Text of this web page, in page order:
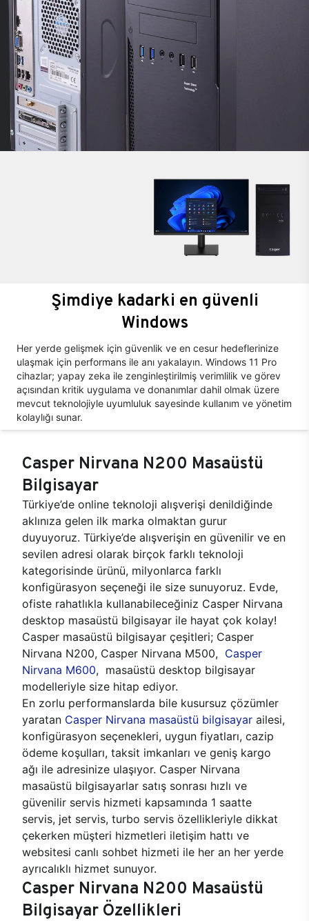
Şimdiye kadarki en güvenli
Windows
Her yerde gelişmek için güvenlik ve en cesur hedeflerinize
ulaşmak için performans ile anı yakalayın. Windows 11 Pro
cihazlar; yapay zeka ile zenginleştirilmiş verimlilik ve görev
açısından kritik uygulama ve donanımlar dahil olmak üzere
mevcut teknolojiyle uyumluluk sayesinde kullanım ve yönetim
kolaylığı sunar.
Casper Nirvana N200 Masaüstü
Bilgisayar
Türkiye’de online teknoloji alışverişi denildiğinde
aklınıza gelen ilk marka olmaktan gurur
duyuyoruz. Türkiye’de alışverişin en güvenilir ve en
sevilen adresi olarak birçok farklı teknoloji
kategorisinde ürünü, milyonlarca farklı
konfigürasyon seçeneği ile size sunuyoruz. Evde,
ofiste rahatlıkla kullanabileceğiniz Casper Nirvana
desktop masaüstü bilgisayar ile hayat çok kolay!
Casper masaüstü bilgisayar çeşitleri; Casper
Nirvana N200, Casper Nirvana M500, Casper
Nirvana M600, masaüstü desktop bilgisayar
modelleriyle size hitap ediyor.
En zorlu performanslarda bile kusursuz çözümler
yaratan Casper Nirvana masaüstü bilgisayar ailesi,
konfigürasyon seçenekleri, uygun fiyatları, cazip
ödeme koşulları, taksit imkanları ve geniş kargo
ağı ile adresinize ulaşıyor. Casper Nirvana
masaüstü bilgisayarlar satış sonrası hızlı ve
güvenilir servis hizmeti kapsamında 1 saatte
servis, jet servis, turbo servis özellikleriyle dikkat
çekerken müşteri hizmetleri iletişim hattı ve
websitesi canlı sohbet hizmeti ile her an her yerde
ayrıcalıklı hizmet sunuyor.
Casper Nirvana N200 Masaüstü
Bilgisayar Özellikleri